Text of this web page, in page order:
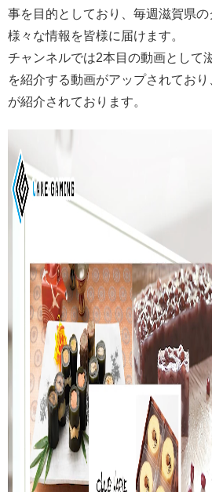
事を目的としており、毎週滋賀県の
様々な情報を皆様に届けます。
チャンネルでは2本目の動画として
を紹介する動画がアップされてお
が紹介されております。